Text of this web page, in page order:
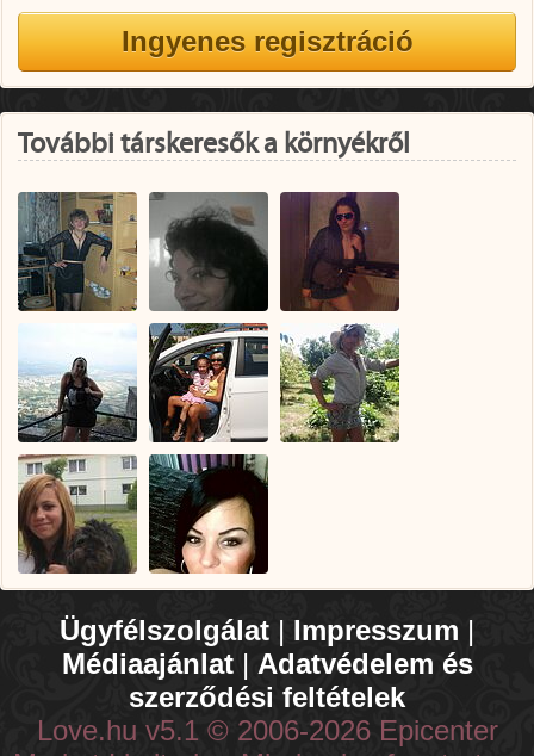
További társkeresők a környékről
Ügyfélszolgálat | Impresszum |
Médiaajánlat| Adatvédelem és
szerződési feltételek
Love.hu v5.1 © 2006-2026 Epicenter